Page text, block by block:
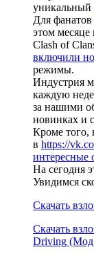
уникальный
Для
этом
Clash of
включили
режимы.
Индустрия
каждую
за нашими
новинках и
Кроме того,
в https://
интересные
На сегодня
Увидимся
Скачать
Скачать
Driving